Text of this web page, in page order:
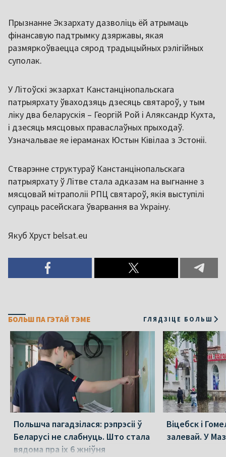
Прызнанне Экзархату дазволіць ёй атрымаць
фінансавую падтрымку дзяржавы, якая
размяркоўваецца сярод традыцыйных рэлігійных
суполак.
У Літоўскі экзархат Канстанцінопальскага
патрыярхату ўваходзяць дзесяць святароў, у тым
ліку два беларускія – Георгій Рой і Аляксандр Кухта,
і дзесяць мясцовых праваслаўных прыходаў.
Узначальвае яе іераманах Юстын Ківілаа з Эстоніі.
Стварэнне структураў Канстанцінопальскага
патрыярхату ў Літве стала адказам на выгнанне з
мясцовай мітраполіі РПЦ святароў, якія выступілі
супраць расейскага ўварвання ва Украіну.
Якуб Хруст belsat.eu
БОЛЬШ ПА ГЭТАЙ ТЭМЕ ГЛЯДЗІЦЕ БОЛЬШ
Польшча пагадзілася: рэпрэсіі ў
Беларусі не слабнуць. Што стала
вядома пра іх 6 жніўня
Віцебск і
залевай. У